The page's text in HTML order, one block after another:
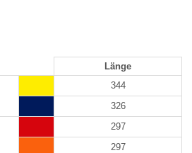
Länge
344
326
297
297